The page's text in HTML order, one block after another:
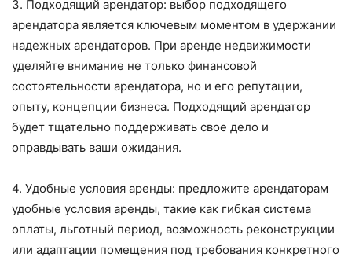
3. Подходящий арендатор: выбор подходящего
арендатора является ключевым моментом в удержании
надежных арендаторов. При аренде недвижимости
уделяйте внимание не только финансовой
состоятельности арендатора, но и его репутации,
опыту, концепции бизнеса. Подходящий арендатор
будет тщательно поддерживать свое дело и
оправдывать ваши ожидания.
4. Удобные условия аренды: предложите арендаторам
удобные условия аренды, такие как гибкая система
оплаты, льготный период, возможность реконструкции
или адаптации помещения под требования конкретного